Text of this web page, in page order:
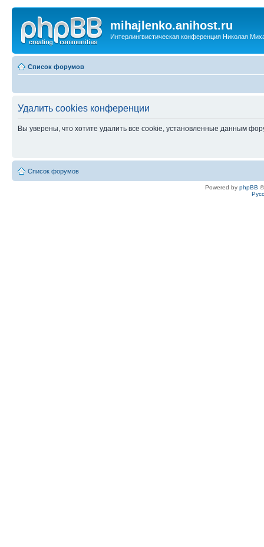
mihajlenko.anihost.ru
Интерлингвистическая конференция Николая
Список форумов
Удалить cookies конференции
Вы уверены, что хотите удалить все cookie, установленные данным
Список форумов
Powered by phpBB